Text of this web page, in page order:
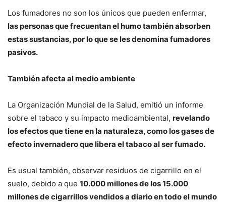
Los fumadores no son los únicos que pueden enfermar,
las personas que frecuentan el humo también absorben
estas sustancias, por lo que se les denomina fumadores
pasivos.
También afecta al medio ambiente
La Organización Mundial de la Salud, emitió un informe
sobre el tabaco y su impacto medioambiental, revelando
los efectos que tiene en la naturaleza, como los gases de
efecto invernadero que libera el tabaco al ser fumado.
Es usual también, observar residuos de cigarrillo en el
suelo, debido a que 10.000 millones de los 15.000
millones de cigarrillos vendidos a diario en todo el mundo